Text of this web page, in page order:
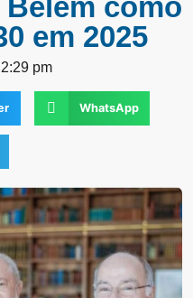
em 2025
2:29 pm
WhatsApp